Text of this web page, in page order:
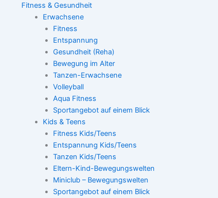
Fitness & Gesundheit
Erwachsene
Fitness
Entspannung
Gesundheit (Reha)
Bewegung im Alter
Tanzen-Erwachsene
Volleyball
Aqua Fitness
Sportangebot auf einem Blick
Kids & Teens
Fitness Kids/Teens
Entspannung Kids/Teens
Tanzen Kids/Teens
Eltern-Kind-Bewegungswelten
Miniclub – Bewegungswelten
Sportangebot auf einem Blick